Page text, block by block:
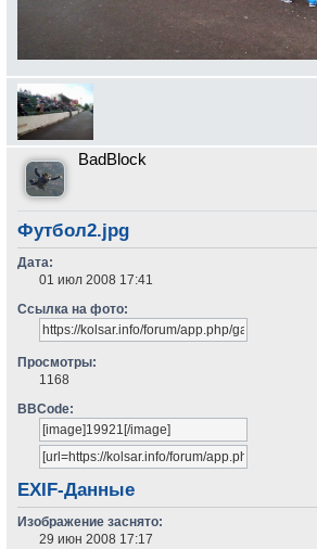
BadBlock
Футбол2.jpg
Дата:
01 июл 2008 17:41
Ссылка на фото:
Просмотры:
1168
BBCode:
EXIF-Данные
Изображение заснято:
29 июн 2008 17:17